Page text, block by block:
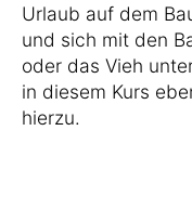
Urlaub auf dem
und sich mit den
oder das Vieh
in diesem Kurs
hierzu.